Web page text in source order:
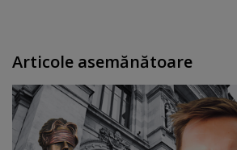
Articole asemănătoare